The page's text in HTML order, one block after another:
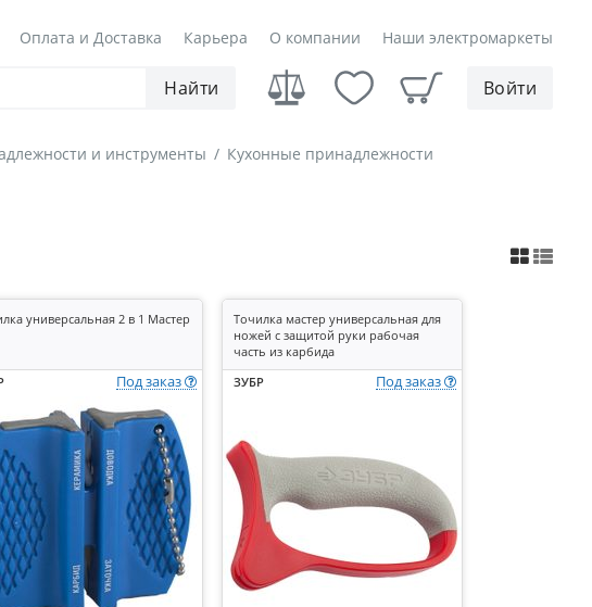
Оплата и Доставка Карьера О компании Наши электромаркеты
Найти Войти
и инструменты / Кухонные принадлежности
универсальная 2 в 1 Мастер
Под заказ
Точилка мастер универсальная для
ножей с защитой руки рабочая
часть из карбида
ЗУБР
Под заказ